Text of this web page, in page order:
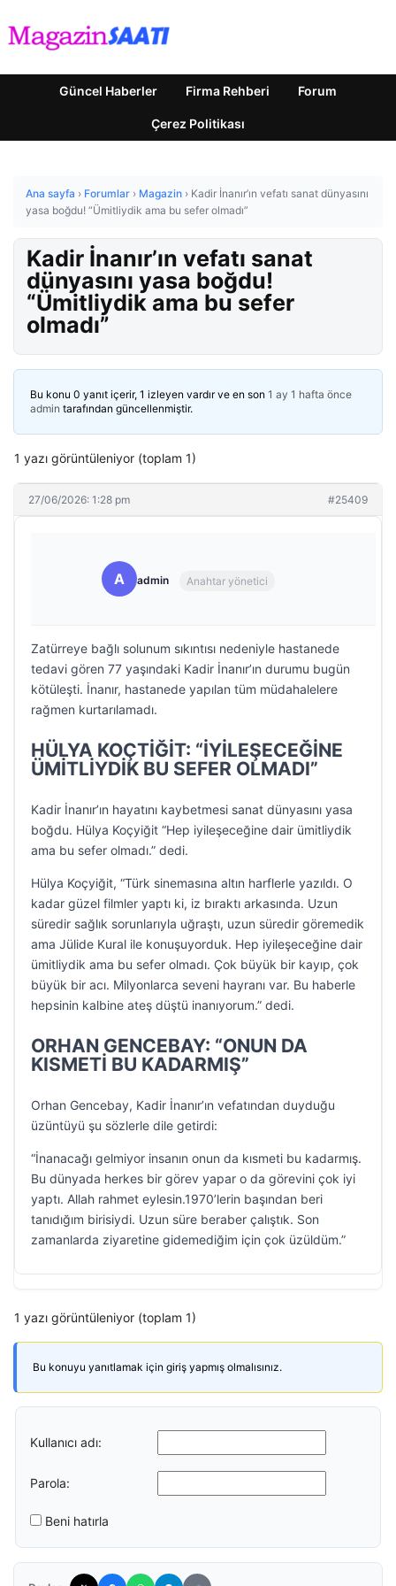
Güncel Haberler Firma Rehberi Forum
Çerez Politikası
Ana sayfa › Forumlar › Magazin › Kadir İnanır’ın vefatı sanat dünyasını
yasa boğdu! “Ümitliydik ama bu sefer olmadı”
Kadir İnanır’ın vefatı sanat
dünyasını yasa boğdu!
“Ümitliydik ama bu sefer
olmadı”
Bu konu 0 yanıt içerir, 1 izleyen vardır ve en son 1 ay 1 hafta önce
admin tarafından güncellenmiştir.
1 yazı görüntüleniyor (toplam 1)
27/06/2026: 1:28 pm #25409
A admin Anahtar yönetici
Zatürreye bağlı solunum sıkıntısı nedeniyle hastanede
tedavi gören 77 yaşındaki Kadir İnanır’ın durumu bugün
kötüleşti. İnanır, hastanede yapılan tüm müdahalelere
rağmen kurtarılamadı.
HÜLYA KOÇTİĞİT: “İYİLEŞECEĞİNE
ÜMİTLİYDİK BU SEFER OLMADI”
Kadir İnanır’ın hayatını kaybetmesi sanat dünyasını yasa
boğdu. Hülya Koçyiğit “Hep iyileşeceğine dair ümitliydik
ama bu sefer olmadı.” dedi.
Hülya Koçyiğit, “Türk sinemasına altın harflerle yazıldı. O
kadar güzel filmler yaptı ki, iz bıraktı arkasında. Uzun
süredir sağlık sorunlarıyla uğraştı, uzun süredir göremedik
ama Jülide Kural ile konuşuyorduk. Hep iyileşeceğine dair
ümitliydik ama bu sefer olmadı. Çok büyük bir kayıp, çok
büyük bir acı. Milyonlarca seveni hayranı var. Bu haberle
hepsinin kalbine ateş düştü inanıyorum.” dedi.
ORHAN GENCEBAY: “ONUN DA
KISMETİ BU KADARMIŞ”
Orhan Gencebay, Kadir İnanır’ın vefatından duyduğu
üzüntüyü şu sözlerle dile getirdi:
“İnanacağı gelmiyor insanın onun da kısmeti bu kadarmış.
Bu dünyada herkes bir görev yapar o da görevini çok iyi
yaptı. Allah rahmet eylesin.1970’lerin başından beri
tanıdığım birisiydi. Uzun süre beraber çalıştık. Son
zamanlarda ziyaretine gidemediğim için çok üzüldüm.”
1 yazı görüntüleniyor (toplam 1)
Bu konuyu yanıtlamak için giriş yapmış olmalısınız.
Kullanıcı adı:
Parola:
Beni hatırla